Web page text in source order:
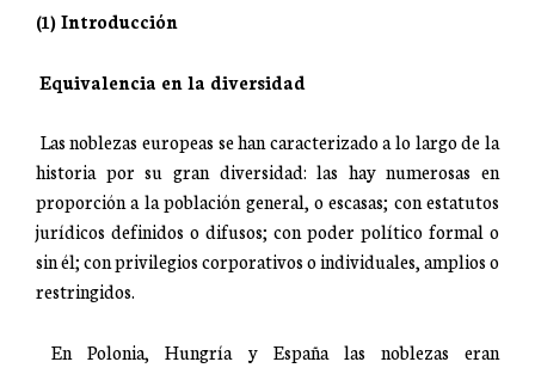
(1) Introducción
Equivalencia en la diversidad
Las noblezas europeas se han caracterizado a lo largo de la
historia por su gran diversidad: las hay numerosas en
proporción a la población general, o escasas; con estatutos
jurídicos definidos o difusos; con poder político formal o
sin él; con privilegios corporativos o individuales, amplios o
restringidos.
En Polonia, Hungría y España las noblezas eran